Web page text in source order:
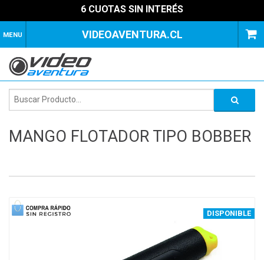
6 CUOTAS SIN INTERÉS
MENU VIDEOAVENTURA.CL
MANGO FLOTADOR TIPO BOBBER
DISPONIBLE
1 of 4